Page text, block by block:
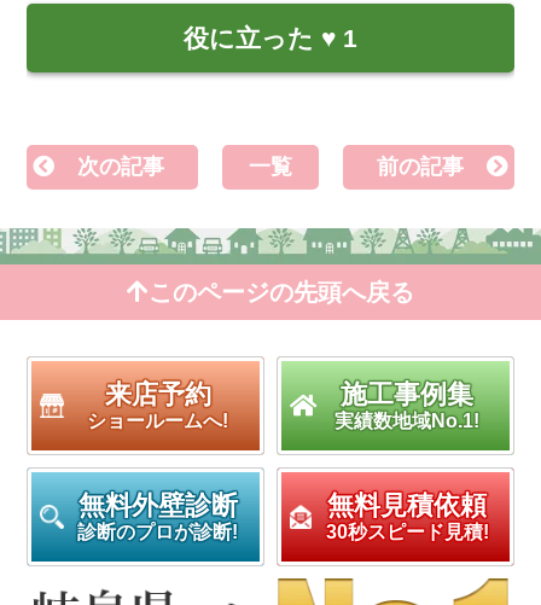
役に立った ♥ 1
次の記事 一覧 前の記事
このページの先頭へ戻る
来店予約
ショールームへ!
施工事例集
実績数地域No.1!
無料外壁診断
診断のプロが診断!
無料見積依頼
30秒スピード見積!